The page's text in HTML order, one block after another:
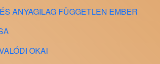
ANYAGILAG FÜGGETLEN EMBER
OKAI